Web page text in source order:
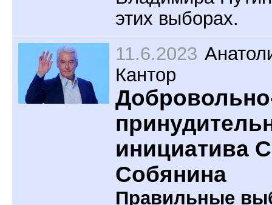
этих выборах.
11.6.2023
Кантор
инициатива
Собянина
Правильные